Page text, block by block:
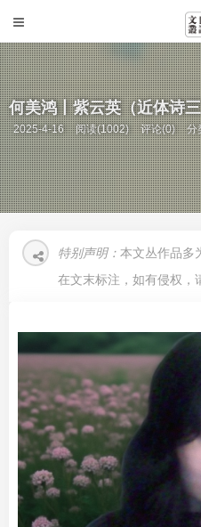
何美鸿丨紫云英（近体诗
2025-4-16 阅读(1002) 评论(0) 分
特别声明： 本文丛作品多
在文末标注，如有侵权，